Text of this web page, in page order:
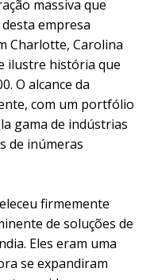
massiva que
empresa
Charlotte, Carolina
ilustre história que
O alcance da
com um portfólio
gama de indústrias
de inúmeras
firmemente
de soluções de
Eles eram uma
se expandiram